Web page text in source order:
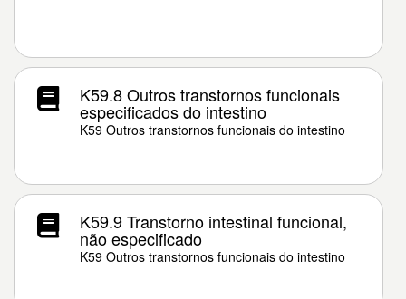
K59.8 Outros transtornos funcionais
especificados do intestino
K59 Outros transtornos funcionais do intestino
K59.9 Transtorno intestinal funcional,
não especificado
K59 Outros transtornos funcionais do intestino